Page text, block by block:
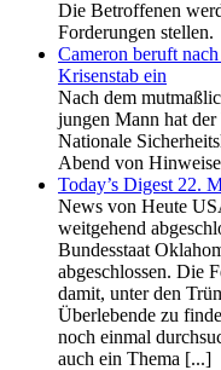
Die Betroffenen
Forderungen stellen.
Cameron beruft
Krisenstab ein
Nach dem
jungen Mann hat
Nationale
Abend von
Today’s Digest 22.
News von Heute
weitgehend
Bundesstaat
abgeschlossen. Die
damit, unter den
Überlebende zu
noch einmal
auch ein Thema [...]